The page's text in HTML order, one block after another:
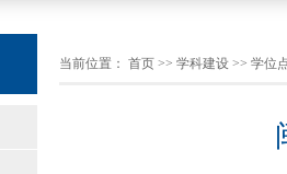
当前位置： 首页 >> 学科建设 >> 学位